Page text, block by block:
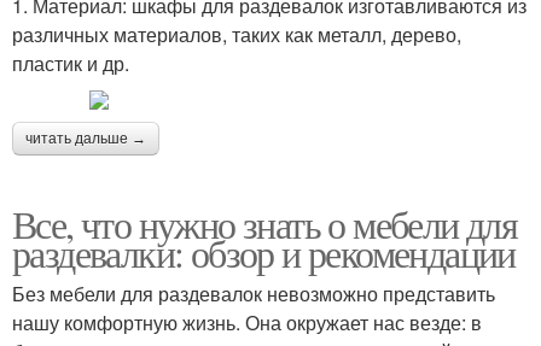
различных материалов, таких как металл, дерево,
пластик и др.
читать дальше →
Все, что нужно знать о мебели для
раздевалки: обзор и рекомендации
Без мебели для раздевалок невозможно представить
нашу комфортную жизнь. Она окружает нас везде: в